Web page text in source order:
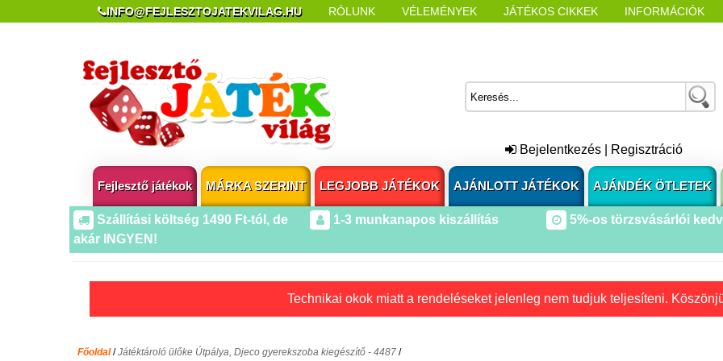
INFO@FEJLESZTOJATEKVILAG.HU RÓLUNK VÉLEMÉNYEK JÁTÉKOS CIKKEK INFORMÁCIÓK
Bejelentkezés Regisztráció
Fejlesztő játékok MÁRKA SZERINT LEGJOBB JÁTÉKOK AJÁNLOTT JÁTÉKOK AJÁNDÉK ÖTLETEK
Szállítási költség 1490 Ft-tól, de
akár INGYEN!
1-3 munkanapos kiszállítás 5%-os törzsvásárlói
Technikai okok miatt a rendeléseket jelenleg nem tudjuk teljesíteni.
Főoldal/Játéktároló ülőke Útpálya, Djeco gyerekszoba kiegészítő - 4487 /